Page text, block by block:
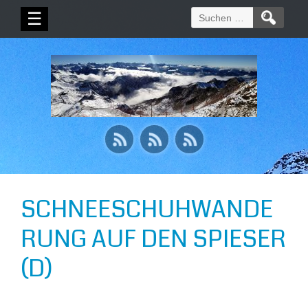
☰
Suchen
nach:
SCHNEESCHUHWANDE
RUNG AUF DEN SPIESER
(D)